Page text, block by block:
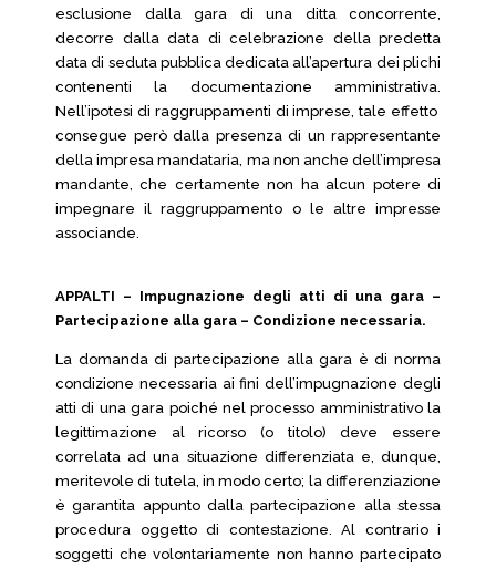
esclusione dalla gara di una ditta concorrente,
decorre dalla data di celebrazione della predetta
data di seduta pubblica dedicata all’apertura dei plichi
contenenti la documentazione amministrativa.
Nell’ipotesi di raggruppamenti di imprese, tale effetto
consegue però dalla presenza di un rappresentante
della impresa mandataria, ma non anche dell’impresa
mandante, che certamente non ha alcun potere di
impegnare il raggruppamento o le altre impresse
associande.
APPALTI – Impugnazione degli atti di una gara –
Partecipazione alla gara – Condizione necessaria.
La domanda di partecipazione alla gara è di norma
condizione necessaria ai fini dell’impugnazione degli
atti di una gara poiché nel processo amministrativo la
legittimazione al ricorso (o titolo) deve essere
correlata ad una situazione differenziata e, dunque,
meritevole di tutela, in modo certo; la differenziazione
è garantita appunto dalla partecipazione alla stessa
procedura oggetto di contestazione. Al contrario i
soggetti che volontariamente non hanno partecipato